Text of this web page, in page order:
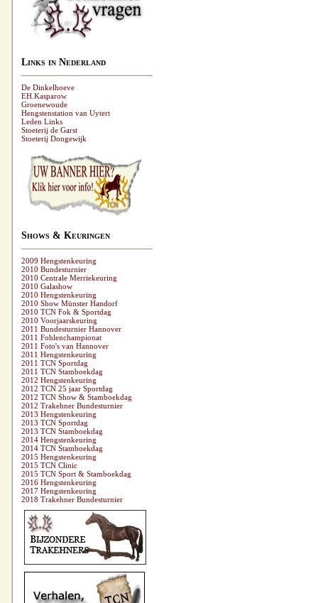
Links in Nederland
De Dinkelhoeve
EH.Kasparow
Groenewoude
Hengstenstation van Uytert
Leden Links
Stoeterij de Garst
Stoeterij Dongewijk
Shows & Keuringen
2009 Hengstenkeuring
2010 Bundesturnier
2010 Centrale Merriekeuring
2010 Galashow
2010 Hengstenkeuring
2010 Show Münster Handorf
2010 TCN Fok & Sportdag
2010 Voorjaarskeuring
2011 Bundesturnier Hannover
2011 Fohlenchampionat
2011 Foto's van Hannover
2011 Hengstenkeuring
2011 TCN Sportdag
2011 TCN Stamboekdag
2012 Hengstenkeuring
2012 TCN 25 jaar Sportdag
2012 TCN Show & Stamboekdag
2012 Trakehner Bundesturnier
2013 Hengstenkeuring
2013 TCN Sportdag
2013 TCN Stamboekdag
2014 Hengstenkeuring
2014 TCN Stamboekdag
2015 Hengstenkeuring
2015 TCN Clinic
2015 TCN Sport & Stamboekdag
2016 Hengstenkeuring
2017 Hengstenkeuring
2018 Trakehner Bundesturnier